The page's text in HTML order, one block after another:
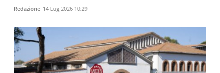
Redazione 14 Lug 2026 10:29